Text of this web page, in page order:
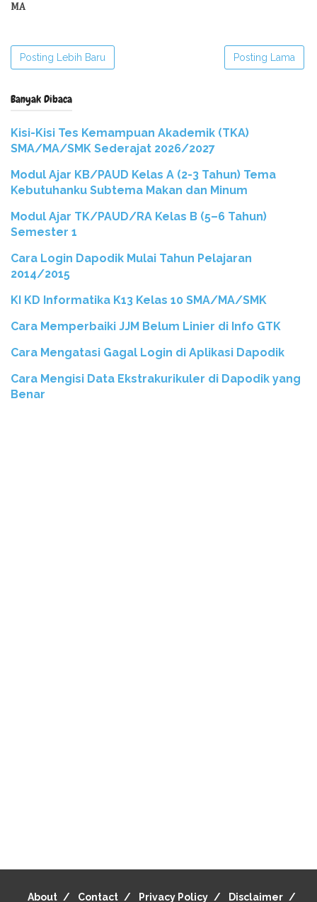
MA
Posting Lebih Baru Posting Lama
Banyak Dibaca
Kisi-Kisi Tes Kemampuan Akademik (TKA)
SMA/MA/SMK Sederajat 2026/2027
Modul Ajar KB/PAUD Kelas A (2-3 Tahun) Tema
Kebutuhanku Subtema Makan dan Minum
Modul Ajar TK/PAUD/RA Kelas B (5–6 Tahun)
Semester 1
Cara Login Dapodik Mulai Tahun Pelajaran
2014/2015
KI KD Informatika K13 Kelas 10 SMA/MA/SMK
Cara Memperbaiki JJM Belum Linier di Info GTK
Cara Mengatasi Gagal Login di Aplikasi Dapodik
Cara Mengisi Data Ekstrakurikuler di Dapodik yang
Benar
About Contact Privacy Policy Disclaimer